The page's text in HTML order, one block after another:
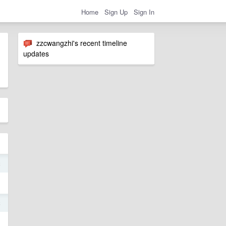
Home Sign Up Sign In
zzcwangzhi's recent timeline
updates